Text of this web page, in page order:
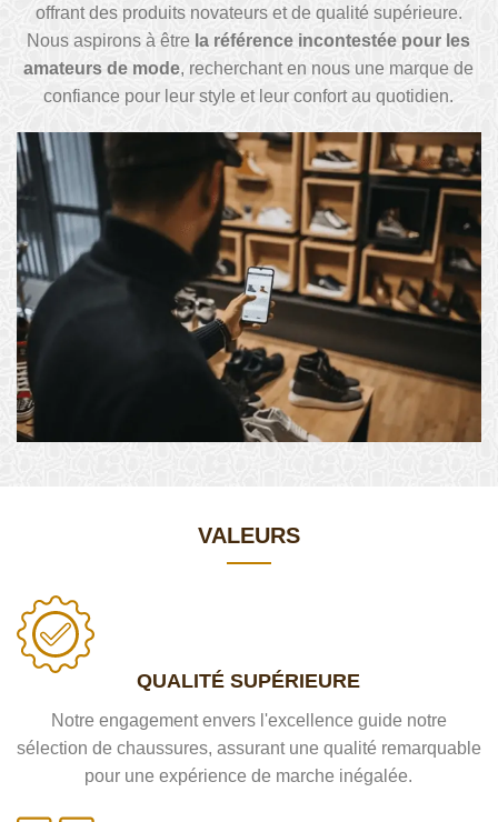
offrant des produits novateurs et de qualité supérieure.
Nous aspirons à être la référence incontestée pour les
amateurs de mode, recherchant en nous une marque de
confiance pour leur style et leur confort au quotidien.
VALEURS
QUALITÉ SUPÉRIEURE
Notre engagement envers l'excellence guide notre
sélection de chaussures, assurant une qualité remarquable
pour une expérience de marche inégalée.